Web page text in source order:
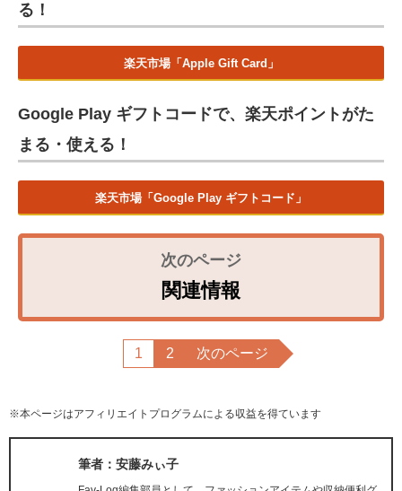
る！
楽天市場「Apple Gift Card」
Google Play ギフトコードで、楽天ポイントがた
まる・使える！
楽天市場「Google Play ギフトコード」
関連情報
1 2 次のページ
※本ページはアフィリエイトプログラムによる収益を得ています
筆者：安藤みぃ子